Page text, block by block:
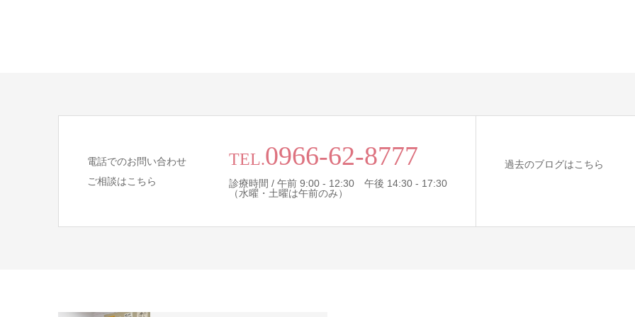
電話でのお問い合わせ
ご相談はこちら
TEL.0966-62-8777
診療時間 / 午前 9:00 - 12:30 午後 14:30 - 17:30
（水曜・土曜は午前のみ）
過去のブログはこちら